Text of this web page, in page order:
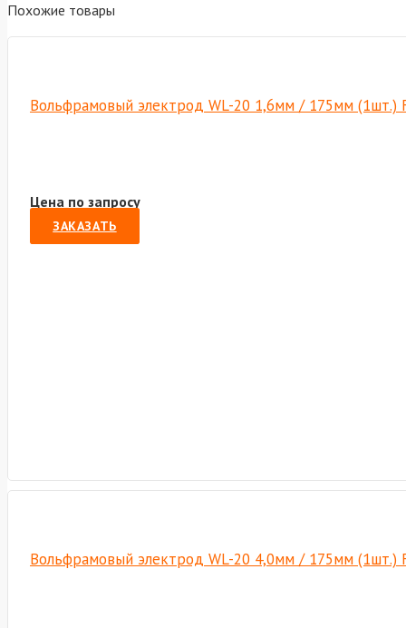
Похожие товары
Вольфрамовый электрод WL-20 1,6мм / 175мм (1шт.)
Цена по запросу
ЗАКАЗАТЬ
Вольфрамовый электрод WL-20 4,0мм / 175мм (1шт.)